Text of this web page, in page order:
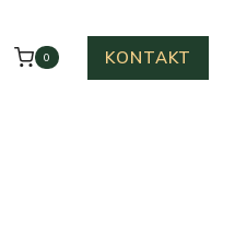
0 KONTAKT